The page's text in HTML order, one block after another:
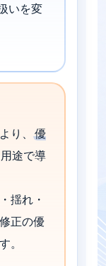
いを変
り、 優
途で導
揺れ・
正の優
。